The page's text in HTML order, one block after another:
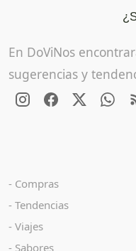
Compras
Tendencias
Viajes
Sabores
En DoViNos
sugerencias y